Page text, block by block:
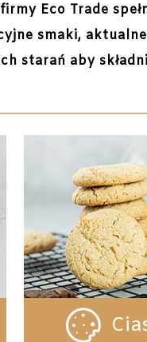
Eco Trade
smaki,
starań aby